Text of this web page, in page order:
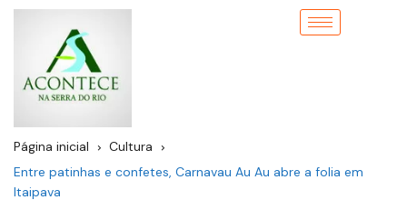
Página inicial
Cultura
Entre patinhas e confetes, Carnavau Au Au abre a folia em
Itaipava